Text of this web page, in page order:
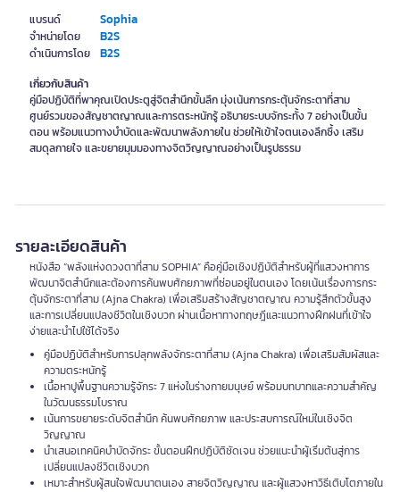
แบรนด์ Sophia
จำหน่ายโดย B2S
ดำเนินการโดย B2S
เกี่ยวกับสินค้า
คู่มือปฏิบัติที่พาคุณเปิดประตูสู่จิตสำนึกขั้นลึก มุ่งเน้นการกระตุ้นจักระตาที่สาม
ศูนย์รวมของสัญชาตญาณและการตระหนักรู้ อธิบายระบบจักระทั้ง 7 อย่างเป็นขั้น
ตอน พร้อมแนวทางบำบัดและพัฒนาพลังภายใน ช่วยให้เข้าใจตนเองลึกซึ้ง เสริม
สมดุลกายใจ และขยายมุมมองทางจิตวิญญาณอย่างเป็นรูปธรรม
รายละเอียดสินค้า
หนังสือ “พลังแห่งดวงตาที่สาม SOPHIA” คือคู่มือเชิงปฏิบัติสำหรับผู้ที่แสวงหาการ
พัฒนาจิตสำนึกและต้องการค้นพบศักยภาพที่ซ่อนอยู่ในตนเอง โดยเน้นเรื่องการกระ
ตุ้นจักระตาที่สาม (Ajna Chakra) เพื่อเสริมสร้างสัญชาตญาณ ความรู้สึกตัวขั้นสูง
และการเปลี่ยนแปลงชีวิตในเชิงบวก ผ่านเนื้อหาทางทฤษฎีและแนวทางฝึกฝนที่เข้าใจ
ง่ายและนำไปใช้ได้จริง
คู่มือปฏิบัติสำหรับการปลุกพลังจักระตาที่สาม (Ajna Chakra) เพื่อเสริมสัมผัสและ
ความตระหนักรู้
เนื้อหาปูพื้นฐานความรู้จักระ 7 แห่งในร่างกายมนุษย์ พร้อมบทบาทและความสำคัญ
ในวัฒนธรรมโบราณ
เน้นการขยายระดับจิตสำนึก ค้นพบศักยภาพ และประสบการณ์ใหม่ในเชิงจิต
วิญญาณ
นำเสนอเทคนิคบำบัดจักระ ขั้นตอนฝึกปฏิบัติชัดเจน ช่วยแนะนำผู้เริ่มต้นสู่การ
เปลี่ยนแปลงชีวิตเชิงบวก
เหมาะสำหรับผู้สนใจพัฒนาตนเอง สายจิตวิญญาณ และผู้แสวงหาวิธีเติบโตภายใน